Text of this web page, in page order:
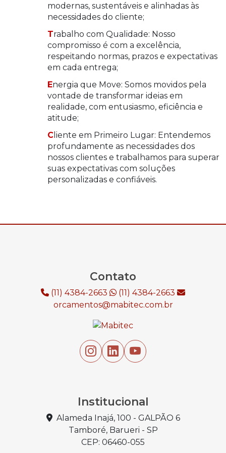
modernas, sustentáveis e alinhadas às
necessidades do cliente;
Trabalho com Qualidade: Nosso
compromisso é com a excelência,
respeitando normas, prazos e expectativas
em cada entrega;
Energia que Move: Somos movidos pela
vontade de transformar ideias em
realidade, com entusiasmo, eficiência e
atitude;
Cliente em Primeiro Lugar: Entendemos
profundamente as necessidades dos
nossos clientes e trabalhamos para superar
suas expectativas com soluções
personalizadas e confiáveis.
Contato
(11) 4384-2663
(11) 4384-2663
orcamentos@mabitec.com.br
Institucional
Alameda Inajá, 100 - GALPÃO 6
Tamboré, Barueri - SP
CEP: 06460-055